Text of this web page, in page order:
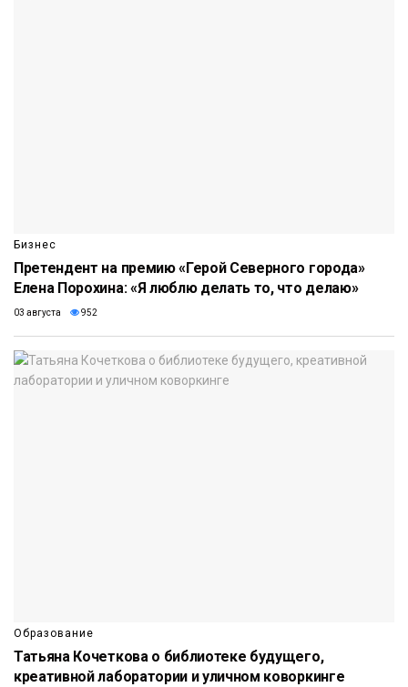
Бизнес
Претендент на премию «Герой Северного города»
Елена Порохина: «Я люблю делать то, что делаю»
03 августа 952
Образование
Татьяна Кочеткова о библиотеке будущего,
креативной лаборатории и уличном коворкинге